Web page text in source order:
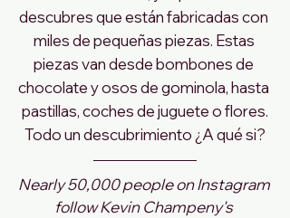
descubres que están fabricadas con
miles de pequeñas piezas. Estas
piezas van desde bombones de
chocolate y osos de gominola, hasta
pastillas, coches de juguete o flores.
Todo un descubrimiento ¿A qué si?
Nearly 50,000 people on Instagram
follow Kevin Champeny's